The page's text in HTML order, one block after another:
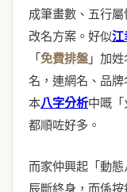
成筆畫數、五行
改名方案。好似江
「免費排盤 」加
名，連網名、品
本八字分析中嘅「
都順咗好多。
而家仲興起「動態
辰斷終身，而係